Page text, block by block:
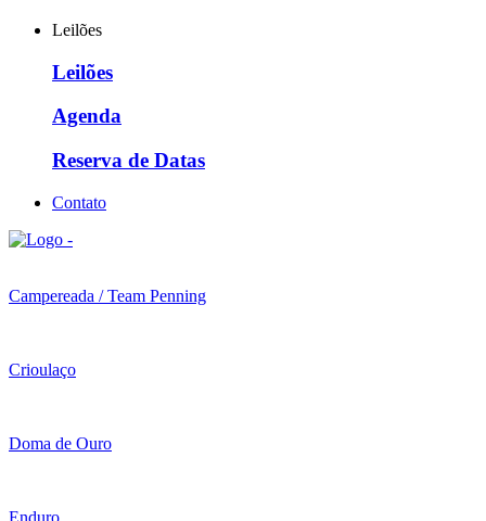
Leilões
Leilões
Agenda
Reserva de Datas
Contato
Campereada / Team Penning
Crioulaço
Doma de Ouro
Enduro